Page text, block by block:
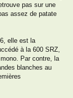
pas sur une
assez de patate
elle est la
à la 600 SRZ,
Par contre, la
blanches au